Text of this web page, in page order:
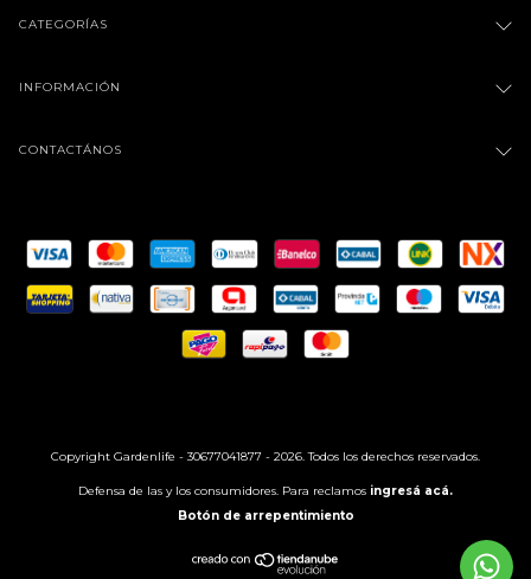
CATEGORÍAS
INFORMACIÓN
CONTACTÁNOS
Copyright Gardenlife - 30677041877 - 2026. Todos los derechos reservados.
Defensa de las y los consumidores. Para reclamos ingresá acá.
Botón de arrepentimiento